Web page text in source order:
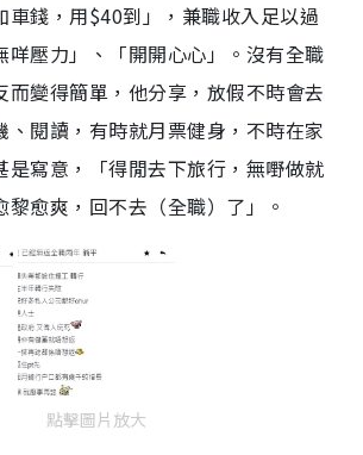
車錢，用$40到」，兼職收入足以過
咩壓力」、「開開心心」。沒有全職
而變得簡單，他分享，放假不時會去
、閱讀，有時就月票健身，不時在家
是寫意，「得閒去下旅行，無嘢做就
愈爽，回不去（全職）了」。
點擊圖片放大